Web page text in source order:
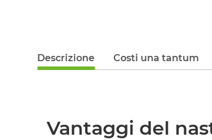
Descrizione Costi una tantum
Vantaggi del